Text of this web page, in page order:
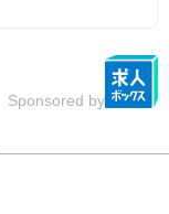
Sponsored by